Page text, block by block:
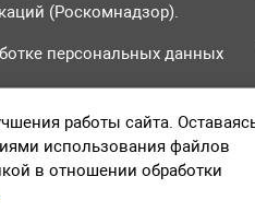
(Роскомнадзор).
персональных данных
работы сайта.
использования файлов
в отношении обработки